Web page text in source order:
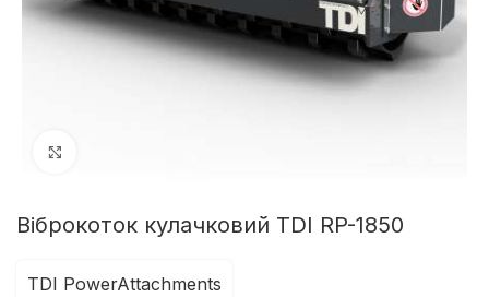
Віброкоток кулачковий TDI RP-1850
TDI PowerAttachments